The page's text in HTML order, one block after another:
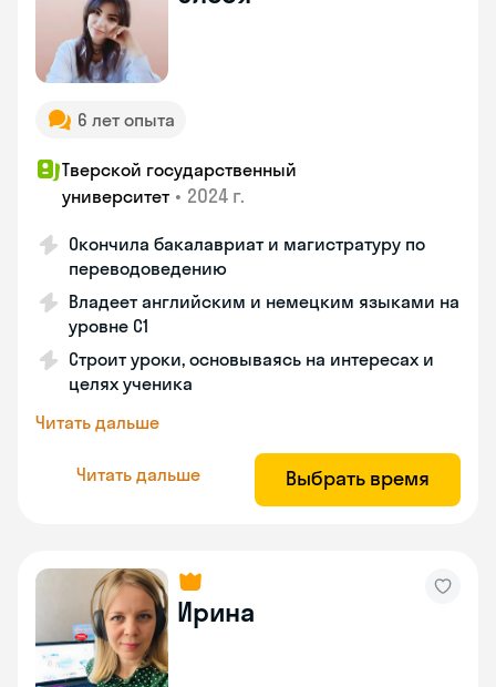
6 лет опыта
Тверской государственный
университет • 2024 г.
Окончила бакалавриат и магистратуру по
переводоведению
Владеет английским и немецким языками на
уровне C1
Строит уроки, основываясь на интересах и
целях ученика
Читать дальше
Читать дальше Выбрать время
Ирина